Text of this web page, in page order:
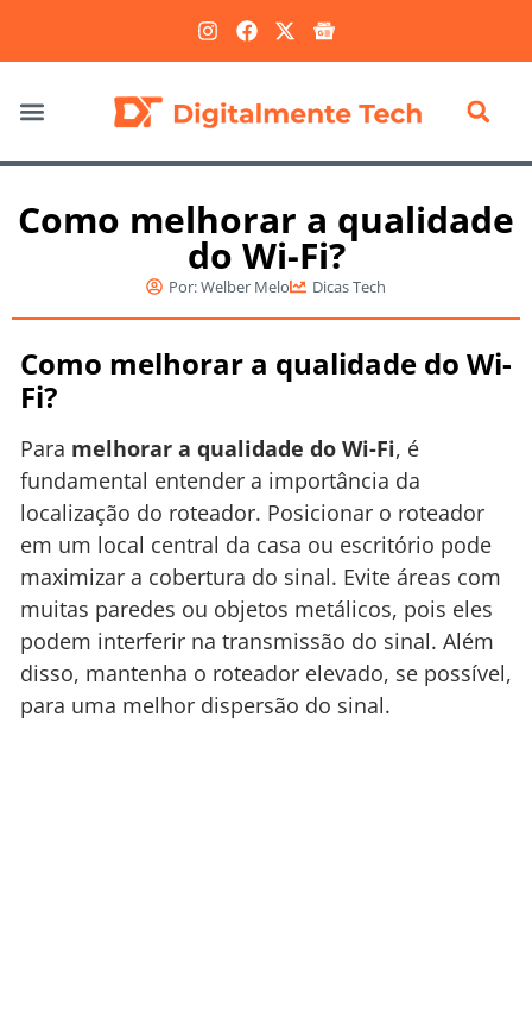
Como melhorar a qualidade
do Wi-Fi?
Por:Welber Melo Dicas Tech
Como melhorar a qualidade do Wi-
Fi?
Para melhorar a qualidade do Wi-Fi, é
fundamental entender a importância da
localização do roteador. Posicionar o roteador
em um local central da casa ou escritório pode
maximizar a cobertura do sinal. Evite áreas com
muitas paredes ou objetos metálicos, pois eles
podem interferir na transmissão do sinal. Além
disso, mantenha o roteador elevado, se possível,
para uma melhor dispersão do sinal.